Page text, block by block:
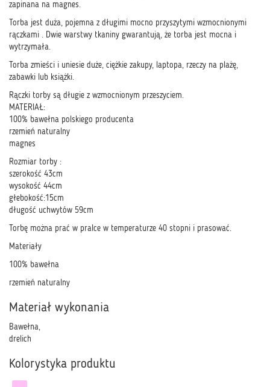
zapinana na magnes.
Torba jest duża, pojemna z długimi mocno przyszytymi wzmocnionymi
rączkami . Dwie warstwy tkaniny gwarantują, że torba jest mocna i
wytrzymała.
Torba zmieści i uniesie duże, ciężkie zakupy, laptopa, rzeczy na plażę,
zabawki lub książki.
Rączki torby są długie z wzmocnionym przeszyciem.
MATERIAŁ:
100% bawełna polskiego producenta
rzemień naturalny
magnes
Rozmiar torby :
szerokość 43cm
wysokość 44cm
głebokość:15cm
długość uchwytów 59cm
Torbę można prać w pralce w temperaturze 40 stopni i prasować.
Materiały
100% bawełna
rzemień naturalny
Materiał wykonania
Bawełna,
drelich
Kolorystyka produktu